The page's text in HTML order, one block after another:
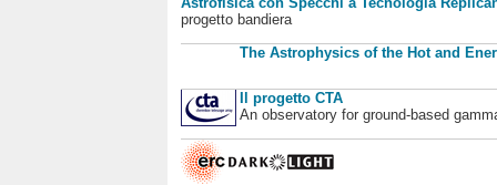
progetto bandiera
The Astrophysics of the Hot and
Il progetto CTA
An observatory for ground-based